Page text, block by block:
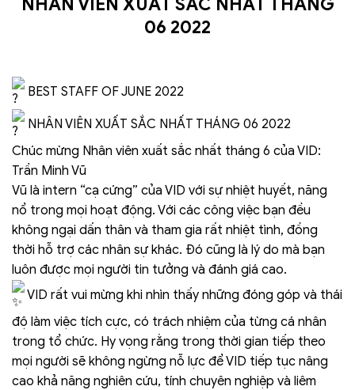
06 2022
BEST STAFF OF JUNE 2022
NHÂN VIÊN XUẤT SẮC NHẤT THÁNG 06 2022
Chúc mừng Nhân viên xuất sắc nhất tháng 6 của VID:
Trần Minh Vũ
Vũ là intern “cạ cứng” của VID với sự nhiệt huyết, năng
nổ trong mọi hoạt động. Với các công việc bạn đều
không ngại dấn thân và tham gia rất nhiệt tình, đồng
thời hỗ trợ các nhân sự khác. Đó cũng là lý do mà bạn
luôn được mọi người tin tưởng và đánh giá cao.
VID rất vui mừng khi nhìn thấy những đóng góp và thái
độ làm việc tích cực, có trách nhiệm của từng cá nhân
trong tổ chức. Hy vọng rằng trong thời gian tiếp theo
mọi người sẽ không ngừng nỗ lực để VID tiếp tục nâng
cao khả năng nghiên cứu, tính chuyên nghiệp và liêm